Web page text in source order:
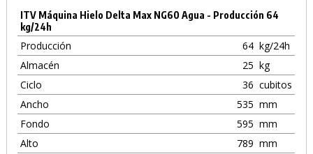
ITV Máquina Hielo Delta Max NG60 Agua - Producción 64
kg/24h
Producción 64 kg/24h
Almacén
25 kg
Ciclo
36 cubitos
Ancho
535 mm
Fondo
595 mm
Alto
789 mm